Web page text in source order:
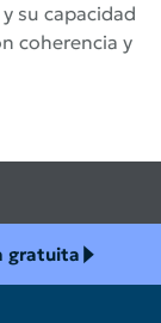
su capacidad
coherencia y
gratuita